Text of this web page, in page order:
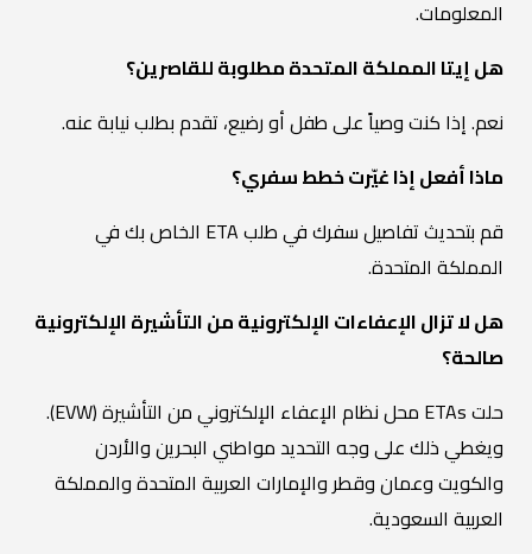
المعلومات.
هل إيتا المملكة المتحدة مطلوبة للقاصرين؟
نعم. إذا كنت وصياً على طفل أو رضيع، تقدم بطلب نيابة عنه.
ماذا أفعل إذا غيّرت خطط سفري؟
قم بتحديث تفاصيل سفرك في طلب ETA الخاص بك في
المملكة المتحدة.
هل لا تزال الإعفاءات الإلكترونية من التأشيرة الإلكترونية
صالحة؟
حلت ETAs محل نظام الإعفاء الإلكتروني من التأشيرة (EVW).
ويغطي ذلك على وجه التحديد مواطني البحرين والأردن
والكويت وعمان وقطر والإمارات العربية المتحدة والمملكة
العربية السعودية.